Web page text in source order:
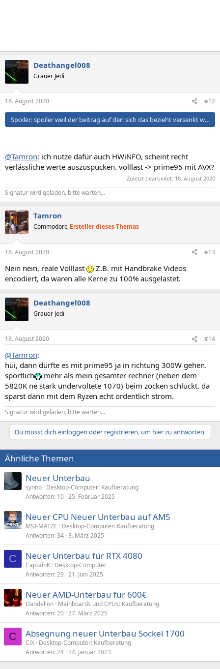
Deathangel008
Grauer Jedi
18. August 2020 #12
Spoiler:spoiler weil der beitrag auf den sich das bezieht versenkt wurde
@Tamron: ich nutze dafür auch HWiNFO, scheint recht
verlässliche werte auszuspucken. volllast -> prime95 mit AVX?
Zuletzt bearbeitet: 18. August 2020
Signatur wird geladen, bitte warten...
Tamron
Commodore Ersteller dieses Themas
18. August 2020 #13
Nein nein, reale Volllast
Z.B. mit Handbrake Videos
encodiert, da waren alle Kerne zu 100% ausgelastet.
Deathangel008
Grauer Jedi
18. August 2020 #14
@Tamron:
hui, dann dürfte es mit prime95 ja in richtung 300W gehen.
sportlich
mehr als mein gesamter rechner (neben dem
5820K ne stark undervoltete 1070) beim zocken schluckt. da
sparst dann mit dem Ryzen echt ordentlich strom.
Signatur wird geladen, bitte warten...
Du musst dich einloggen oder registrieren, um hier zu antworten.
Ähnliche Themen
Neuer Unterbau
synno Desktop-Computer: Kaufberatung
Antworten 10 25. Februar 2025
Neuer CPU Neuer Unterbau auf AM5
MSI-MATZE
Desktop-Computer: Kaufberatung
Antworten 34 3. März 2025
C Neuer Unterbau für RTX 4080
CaptainK Desktop-Computer
Antworten 29 21. Juni 2025
Neuer AMD-Unterbau für 600€
Dandelion Mainboards und CPUs: Kaufberatung
Antworten 20 27. März 2025
C Absegnung neuer Unterbau Sockel 1700
CiX Desktop-Computer: Kaufberatung
Antworten 24 24. Januar 2023